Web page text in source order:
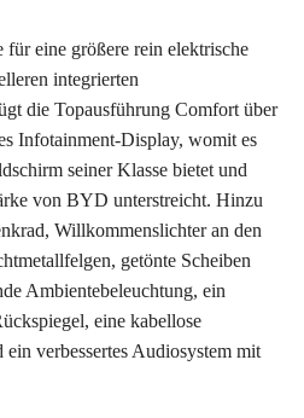
für eine größere rein elektrische
integrierten
die Topausführung Comfort über
Infotainment-Display, womit es
seiner Klasse bietet und
von BYD unterstreicht. Hinzu
Willkommenslichter an den
getönte Scheiben
Ambientebeleuchtung, ein
eine kabellose
verbessertes Audiosystem mit